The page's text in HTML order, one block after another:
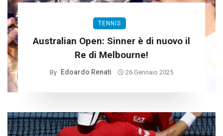
TENNIS
Australian Open: Sinner è di nuovo il
Re di Melbourne!
By Edoardo Renati 26 Gennaio 2025